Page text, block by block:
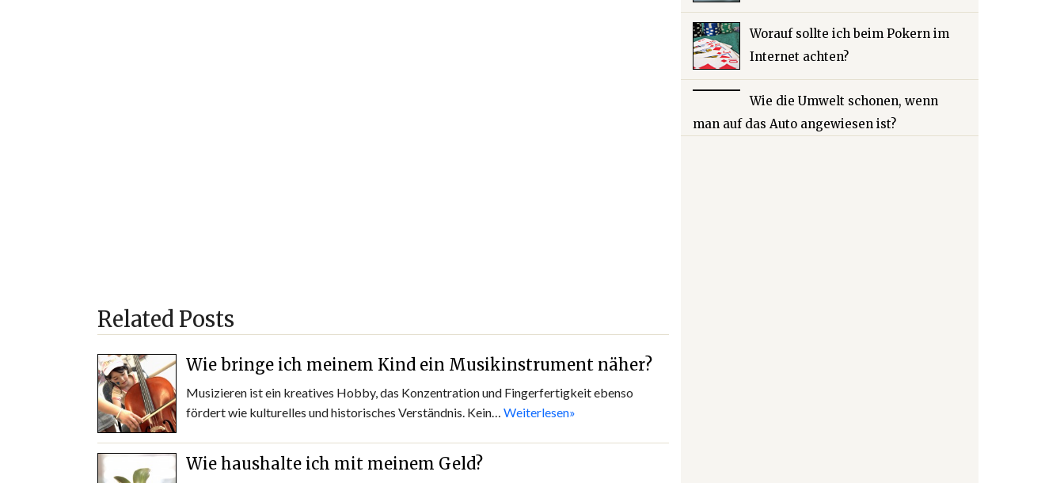
Related Posts
Wie bringe ich meinem Kind ein Musikinstrument näher?
Musizieren ist ein kreatives Hobby, das Konzentration und Fingerfertigkeit ebenso
fördert wie kulturelles und historisches Verständnis. Kein… Weiterlesen»
Wie haushalte ich mit meinem Geld?
Worauf sollte ich beim Pokern im
Internet achten?
Wie die Umwelt schonen, wenn
man auf das Auto angewiesen ist?